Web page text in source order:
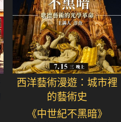
西洋藝術漫遊：城市裡
的藝術史
《中世紀不黑暗》